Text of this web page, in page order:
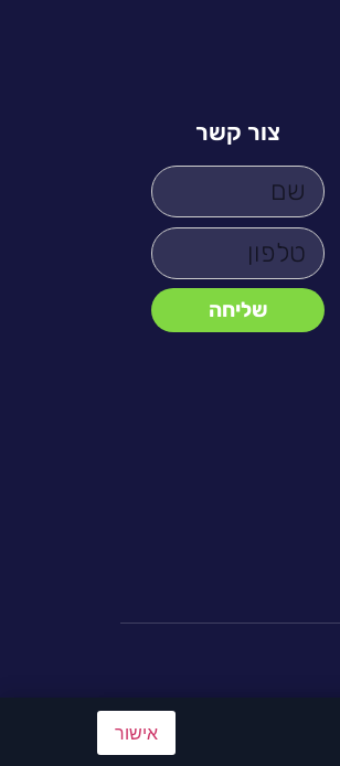
אישור
צור קשר
שליחה